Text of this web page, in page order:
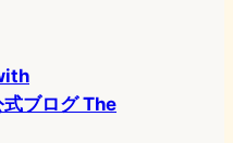
ブログ The